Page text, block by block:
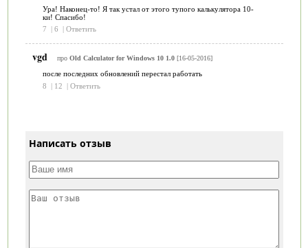
Ура! Наконец-то! Я так устал от этого тупого калькулятора 10-
ки! Спасибо!
7
| 6 | Ответить
vgd про Old Calculator for Windows 10 1.0[16-05-2016]
после последних обновлений перестал работать
8
| 12 | Ответить
Написать отзыв